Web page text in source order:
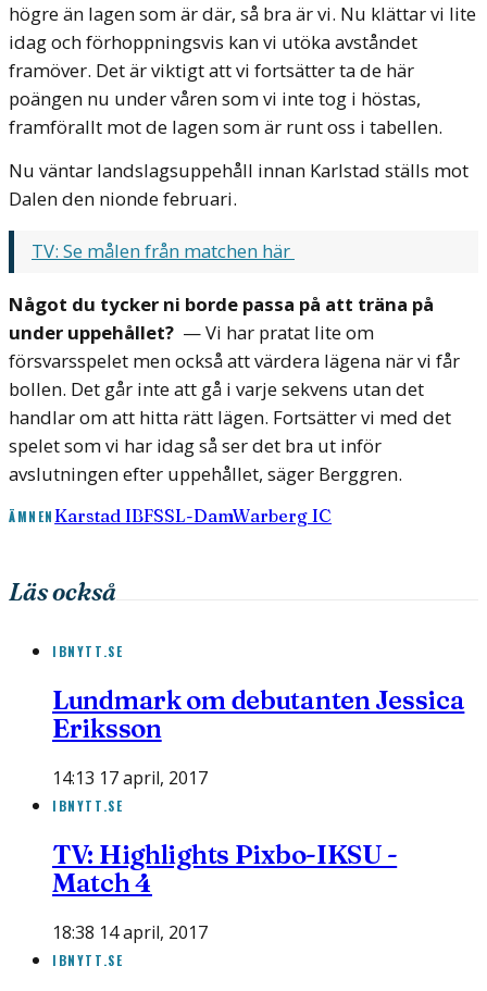
högre än lagen som är där, så bra är vi. Nu klättar vi lite
idag och förhoppningsvis kan vi utöka avståndet
framöver. Det är viktigt att vi fortsätter ta de här
poängen nu under våren som vi inte tog i höstas,
framförallt mot de lagen som är runt oss i tabellen.
Nu väntar landslagsuppehåll innan Karlstad ställs mot
Dalen den nionde februari.
TV: Se målen från matchen här
Något du tycker ni borde passa på att träna på
under uppehållet? — Vi har pratat lite om
försvarsspelet men också att värdera lägena när vi får
bollen. Det går inte att gå i varje sekvens utan det
handlar om att hitta rätt lägen. Fortsätter vi med det
spelet som vi har idag så ser det bra ut inför
avslutningen efter uppehållet, säger Berggren.
ÄMNENKarstad IBFSSL-DamWarberg IC
Läs också
IBNYTT.SE
Lundmark om debutanten Jessica
Eriksson
14:13 17 april, 2017
IBNYTT.SE
TV: Highlights Pixbo-IKSU -
Match 4
18:38 14 april, 2017
IBNYTT.SE